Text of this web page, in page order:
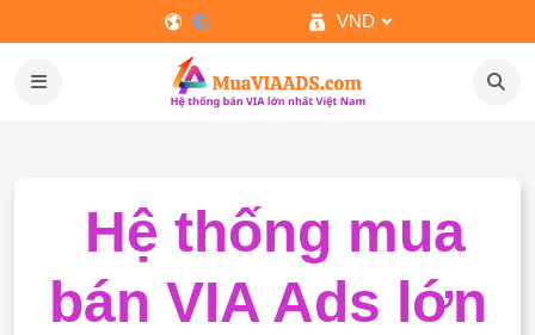
VND
Hệ thống mua
bán VIA Ads lớn